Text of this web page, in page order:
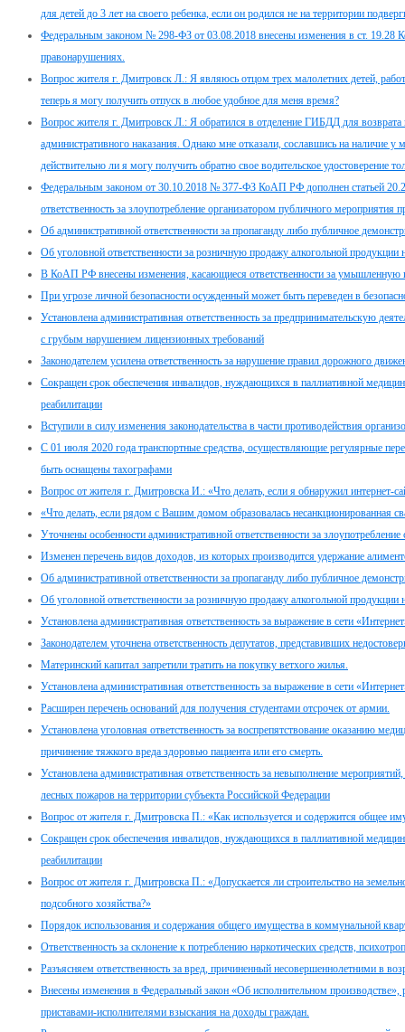
для детей до 3 лет на своего ребенка, если он родился не на территории
Федеральным законом № 298-ФЗ от 03.08.2018 внесены изменения в ст. 19.28
правонарушениях.
Вопрос жителя г. Дмитровск Л.: Я являюсь отцом трех малолетних детей,
теперь я могу получить отпуск в любое удобное для меня время?
Вопрос жителя г. Дмитровск Л.: Я обратился в отделение ГИБДД для возврата
административного наказания. Однако мне отказали, сославшись на наличие
действительно ли я могу получить обратно свое водительское удостоверение
Федеральным законом от 30.10.2018 № 377-ФЗ КоАП РФ дополнен статьей
ответственность за злоупотребление организатором публичного мероприятия
Об административной ответственности за пропаганду либо публичное
Об уголовной ответственности за розничную продажу алкогольной продукции
В КоАП РФ внесены изменения, касающиеся ответственности за умышленную
При угрозе личной безопасности осужденный может быть переведен в
Установлена административная ответственность за предпринимательскую
с грубым нарушением лицензионных требований
Законодателем усилена ответственность за нарушение правил дорожного
Сокращен срок обеспечения инвалидов, нуждающихся в паллиативной
реабилитации
Вступили в силу изменения законодательства в части противодействия
С 01 июля 2020 года транспортные средства, осуществляющие регулярные
быть оснащены тахографами
Вопрос от жителя г. Дмитровска И.: «Что делать, если я обнаружил интернет-
«Что делать, если рядом с Вашим домом образовалась несанкционированная
Уточнены особенности административной ответственности за
Изменен перечень видов доходов, из которых производится удержание
Об административной ответственности за пропаганду либо публичное
Об уголовной ответственности за розничную продажу алкогольной продукции
Установлена административная ответственность за выражение в сети
Законодателем уточнена ответственность депутатов, представивших
Материнский капитал запретили тратить на покупку ветхого жилья.
Установлена административная ответственность за выражение в сети
Расширен перечень оснований для получения студентами отсрочек от армии.
Установлена уголовная ответственность за воспрепятствование оказанию
причинение тяжкого вреда здоровью пациента или его смерть.
Установлена административная ответственность за невыполнение
лесных пожаров на территории субъекта Российской Федерации
Вопрос от жителя г. Дмитровска П.: «Как используется и содержится общее
Сокращен срок обеспечения инвалидов, нуждающихся в паллиативной
реабилитации
Вопрос от жителя г. Дмитровска П.: «Допускается ли строительство на
подсобного хозяйства?»
Порядок использования и содержания общего имущества в коммунальной
Ответственность за склонение к потреблению наркотических средств,
Разъясняем ответственность за вред, причиненный несовершеннолетними в
Внесены изменения в Федеральный закон «Об исполнительном
приставами-исполнителями взыскания на доходы граждан.